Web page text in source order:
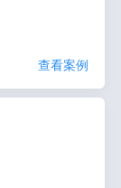
查看案例